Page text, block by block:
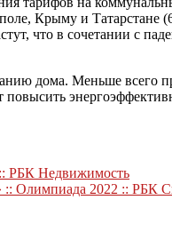
Крыму и
что в сочетании с
дома. Меньше всего
повысить
:: РБК Недвижимость
:: Олимпиада 2022 :: РБК